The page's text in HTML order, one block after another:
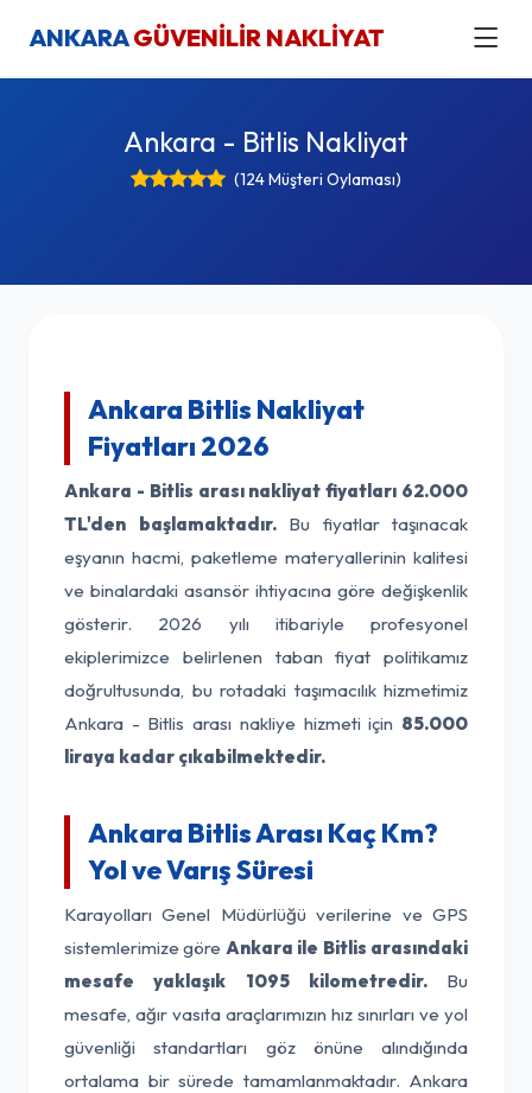
ANKARAGÜVENİLİR NAKLİYAT
Ankara - Bitlis Nakliyat
(124 Müşteri Oylaması)
Ankara Bitlis Nakliyat
Fiyatları 2026
Ankara - Bitlis arası nakliyat fiyatları 62.000
TL'den başlamaktadır.Bu fiyatlar taşınacak
eşyanın hacmi, paketleme materyallerinin kalitesi
ve binalardaki asansör ihtiyacına göre değişkenlik
gösterir. 2026 yılı itibariyle profesyonel
ekiplerimizce belirlenen taban fiyat politikamız
doğrultusunda, bu rotadaki taşımacılık hizmetimiz
Ankara - Bitlis arası nakliye hizmeti için 85.000
liraya kadar çıkabilmektedir.
Ankara Bitlis Arası Kaç Km?
Yol ve Varış Süresi
Karayolları Genel Müdürlüğü verilerine ve GPS
sistemlerimize göre Ankara ile Bitlis arasındaki
mesafe yaklaşık 1095 kilometredir.Bu
mesafe, ağır vasıta araçlarımızın hız sınırları ve yol
güvenliği standartları göz önüne alındığında
ortalama bir sürede tamamlanmaktadır. Ankara